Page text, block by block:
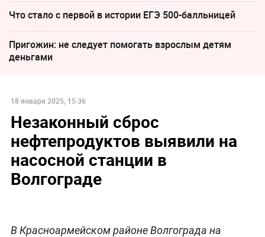
Что стало с первой в истории ЕГЭ 500-балльницей
Пригожин: не следует помогать взрослым детям
деньгами
18 января 2025, 15:36
Незаконный сброс
нефтепродуктов выявили на
насосной станции в
Волгограде
В Красноармейском районе Волгограда на